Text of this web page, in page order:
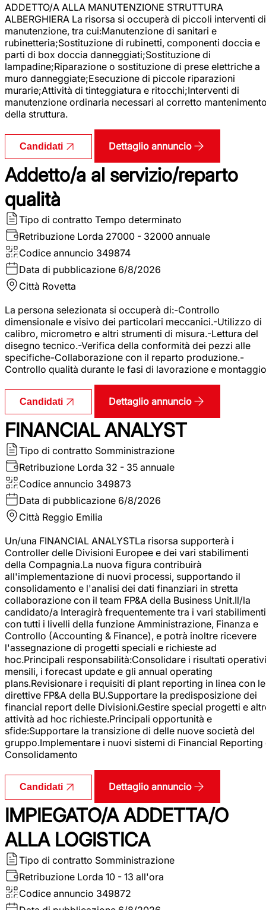
ADDETTO/A ALLA MANUTENZIONE STRUTTURA
ALBERGHIERA La risorsa si occuperà di piccoli interventi di
manutenzione, tra cui:Manutenzione di sanitari e
rubinetteria;Sostituzione di rubinetti, componenti doccia e
parti di box doccia danneggiati;Sostituzione di
lampadine;Riparazione o sostituzione di prese elettriche a
muro danneggiate;Esecuzione di piccole riparazioni
murarie;Attività di tinteggiatura e ritocchi;Interventi di
manutenzione ordinaria necessari al corretto
della struttura.
Candidati Dettaglio annuncio
Addetto/a al servizio/reparto
qualità
Tipo di contratto Tempo determinato
Retribuzione Lorda 27000 - 32000 annuale
Codice annuncio 349874
Data di pubblicazione 6/8/2026
Città Rovetta
La persona selezionata si occuperà di:-Controllo
dimensionale e visivo dei particolari meccanici.-Utilizzo di
calibro, micrometro e altri strumenti di misura.-Lettura del
disegno tecnico.-Verifica della conformità dei pezzi alle
specifiche-Collaborazione con il reparto produzione.-
Controllo qualità durante le fasi di lavorazione e
Candidati Dettaglio annuncio
FINANCIAL ANALYST
Tipo di contratto Somministrazione
Retribuzione Lorda 32 - 35 annuale
Codice annuncio 349873
Data di pubblicazione 6/8/2026
Città Reggio Emilia
Un/una FINANCIAL ANALYSTLa risorsa supporterà i
Controller delle Divisioni Europee e dei vari stabilimenti
della Compagnia.La nuova figura contribuirà
all'implementazione di nuovi processi, supportando il
consolidamento e l'analisi dei dati finanziari in stretta
collaborazione con il team FP&A della Business Unit.Il/la
candidato/a Interagirà frequentemente tra i vari stabilimenti
con tutti i livelli della funzione Amministrazione, Finanza e
Controllo (Accounting & Finance), e potrà inoltre ricevere
l'assegnazione di progetti speciali e richieste ad
hoc.Principali responsabilità:Consolidare i risultati operativi
mensili, i forecast update e gli annual operating
plans.Revisionare i requisiti di plant reporting in linea con le
direttive FP&A della BU.Supportare la predisposizione dei
financial report delle Divisioni.Gestire special progetti e
attività ad hoc richieste.Principali opportunità e
sfide:Supportare la transizione di delle nuove società del
gruppo.Implementare i nuovi sistemi di Financial Reporting
Consolidamento
Candidati Dettaglio annuncio
IMPIEGATO/A ADDETTA/O
ALLA LOGISTICA
Tipo di contratto Somministrazione
Retribuzione Lorda 10 - 13 all'ora
Codice annuncio 349872